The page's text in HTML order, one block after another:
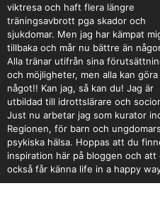
viktresa och haft flera längre
träningsavbrott pga skador och
sjukdomar. Men jag har kämpat
tillbaka och mår nu bättre än
Alla tränar utifrån sina
och möjligheter, men alla kan göra
något!! Kan jag, så kan du! Jag är
utbildad till idrottslärare och
Just nu arbetar jag som kurator
Regionen, för barn och ungdomars
psykiska hälsa. Hoppas att du
inspiration här på bloggen och att
också får känna life in a happy